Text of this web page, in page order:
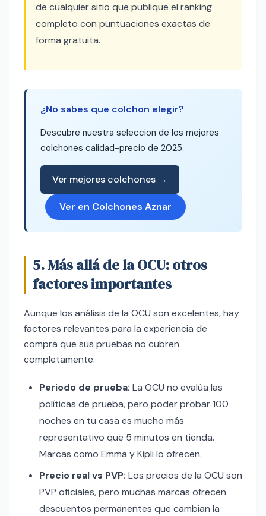
de cualquier sitio que publique el ranking
completo con puntuaciones exactas de
forma gratuita.
¿No sabes que colchon elegir?
Descubre nuestra seleccion de los mejores
colchones calidad-precio de 2025.
Ver mejores colchones →
Ver en Colchones Aznar
5. Más allá de la OCU: otros
factores importantes
Aunque los análisis de la OCU son excelentes, hay
factores relevantes para la experiencia de
compra que sus pruebas no cubren
completamente:
Periodo de prueba: La OCU no evalúa las
políticas de prueba, pero poder probar 100
noches en tu casa es mucho más
representativo que 5 minutos en tienda.
Marcas como Emma y Kipli lo ofrecen.
Precio real vs PVP: Los precios de la OCU son
PVP oficiales, pero muchas marcas ofrecen
descuentos permanentes que cambian la